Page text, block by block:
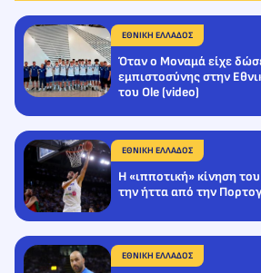
ΕΘΝΙΚΗ ΕΛΛΑΔΟΣ
Όταν ο Μοναμά είχε
εμπιστοσύνης στην
του Ole (video)
ΕΘΝΙΚΗ ΕΛΛΑΔΟΣ
Η «ιπποτική» κίνηση
την ήττα από την
ΕΘΝΙΚΗ ΕΛΛΑΔΟΣ